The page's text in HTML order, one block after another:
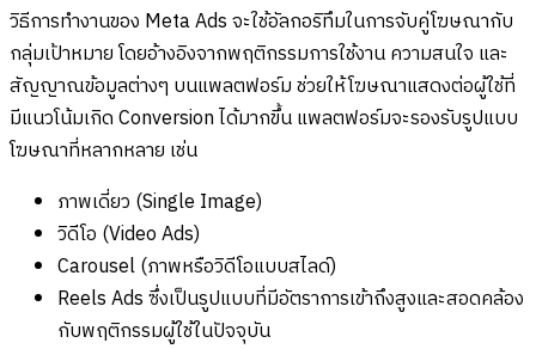
วิธีการทำงานของ Meta Ads จะใช้อัลกอริทึมในการจับคู่โฆษณากับ
กลุ่มเป้าหมาย โดยอ้างอิงจากพฤติกรรมการใช้งาน ความสนใจ และ
สัญญาณข้อมูลต่างๆ บนแพลตฟอร์ม ช่วยให้โฆษณาแสดงต่อผู้ใช้ที่
มีแนวโน้มเกิด Conversion ได้มากขึ้น แพลตฟอร์มจะรองรับรูปแบบ
โฆษณาที่หลากหลาย เช่น
ภาพเดี่ยว (Single Image)
วิดีโอ (Video Ads)
Carousel (ภาพหรือวิดีโอแบบสไลด์)
Reels Ads ซึ่งเป็นรูปแบบที่มีอัตราการเข้าถึงสูงและสอดคล้อง
กับพฤติกรรมผู้ใช้ในปัจจุบัน